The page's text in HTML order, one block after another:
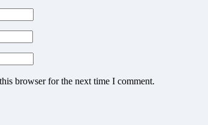
browser for the next time I comment.